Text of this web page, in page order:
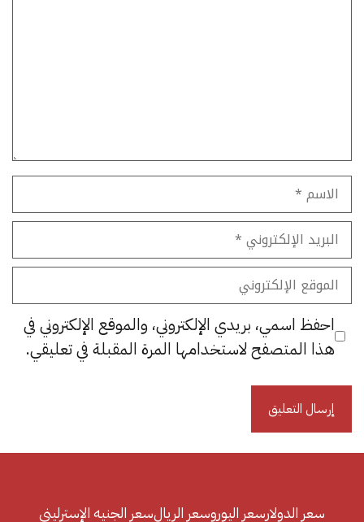
الاسم
البريد
الإلكتروني
الموقع
الإلكتروني
احفظ اسمي، بريدي الإلكتروني، والموقع الإلكتروني في
هذا المتصفح لاستخدامها المرة المقبلة في تعليقي.
سعر الدولارسعر اليوروسعر الريالسعر الجنيه الإسترليني